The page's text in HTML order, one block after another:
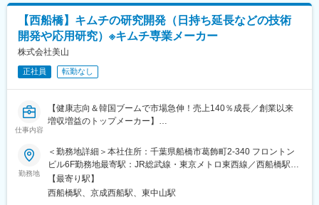
キムチを中心とした韓国食品の製造・輸入販売事業を展開してい
ます。設立以来、増収増益を続け、急成長を遂げている企業で
す。キムチの国内シェアはトップクラスで、同社製品は大手スー
パーなどで販売されています。自社製品の開発に注力し、美山ブ
ランドを確立しています。
時代のニーズに合わせた自社製品の開発に注力していること、業
変更の範囲：会社の定める業務
■Excelマクロを用いた簡易ツールの作成、AI導入の検討やトライ
アル
■働き方について：
OJTを中心に商談やミーティングに同席しながら実務を学べる環
境です。業務に役立つ資格であれば費用補助が出る資格取得支援
制度があります。幅広い業務に携わりながら専門性を高めること
ができます。
■配属組織：
当該組織は現在、部長50代/1名、課長40代/1名の２名体制になり
ます。部長は大手企業のIT部門出身者で業務経験が豊富でござい
ます。そのため困りごとに対して的確なアドバイスをしていただ
けるため成長できる環境でございます。また会社社風と同じく当
【西船橋】キムチの研究開発（日持ち延長などの技術
開発や応用研究）※キムチ専業メーカー
株式会社美山
正社員 転勤なし
仕事内容
【健康志向＆韓国ブームで市場急伸！売上140％成長／創業以来
増収増益のトップメーカー】
■採用背景：
今回ご入社いただく方には、加熱殺菌（日持ち延長）を中心とし
た新規技術の検討と、乳酸菌を活用した基礎～応用研究の内製化
に向けた研究開発業務をお任せします。
大学と共同で行ってきた基礎研究を、今後は社内で独立して推進
勤務地
＜勤務地詳細＞本社住所：千葉県船橋市葛飾町2-340 フロントン
ビル6F勤務地最寄駅：JR総武線・東京メトロ東西線／西船橋駅受
動喫煙対策：屋内全面禁煙変更の範囲：会社の定める事業所
【最寄り駅】
西船橋駅、京成西船駅、東中山駅